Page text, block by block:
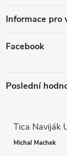
y
v
p
s
u
Informace pro
Facebook
Poslední
Tica Naviják
Michal Machek